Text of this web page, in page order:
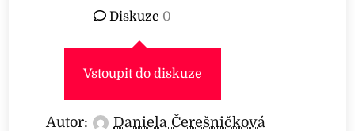
Diskuze 0
Vstoupit do diskuze
Autor: Daniela Čerešničková